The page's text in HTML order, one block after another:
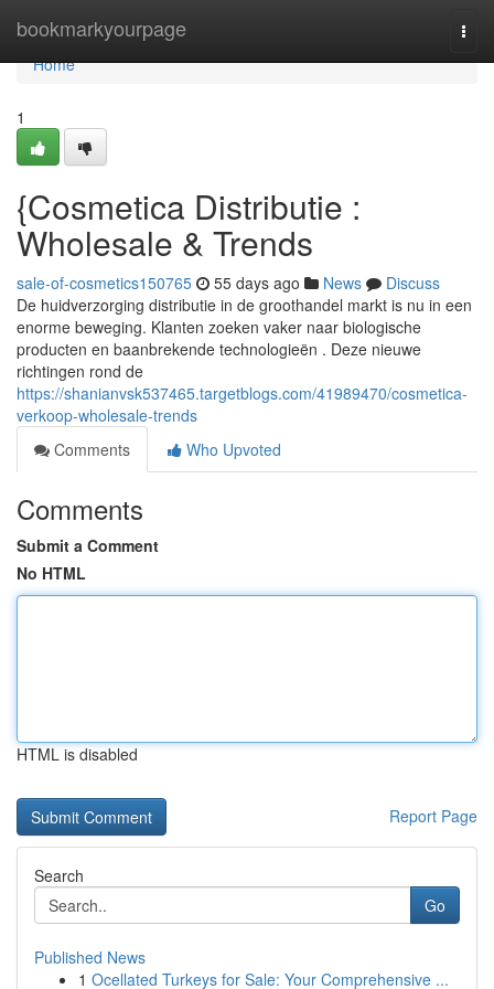
bookmarkyourpage
Home
Home
1
{Cosmetica Distributie :
Wholesale & Trends
sale-of-cosmetics150765 55 days ago News
Discuss
De huidverzorging distributie in de groothandel markt is nu in een
enorme beweging. Klanten zoeken vaker naar biologische
producten en baanbrekende technologieën . Deze nieuwe
richtingen rond de
https://shanianvsk537465.targetblogs.com/41989470/cosmetica-
verkoop-wholesale-trends
Comments
Who Upvoted
Comments
Submit a Comment
No HTML
HTML is disabled
Report Page
Search
Go
Published News
1 Ocellated Turkeys for Sale: Your Comprehensive ...